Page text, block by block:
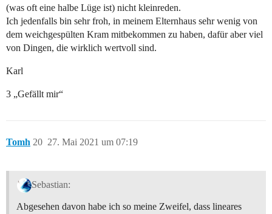
(was oft eine halbe Lüge ist) nicht kleinreden.
Ich jedenfalls bin sehr froh, in meinem Elternhaus sehr wenig von
dem weichgespülten Kram mitbekommen zu haben, dafür aber viel
von Dingen, die wirklich wertvoll sind.
Karl
3 „Gefällt mir“
Tomh 27. Mai 2021 um 07:19
20
Sebastian:
Abgesehen davon habe ich so meine Zweifel, dass lineares